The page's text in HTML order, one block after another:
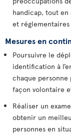
handicap, tout
et
Mesures en
Poursuivre le
identification à
chaque personne
façon volontaire
Réaliser un
obtenir un
personnes en